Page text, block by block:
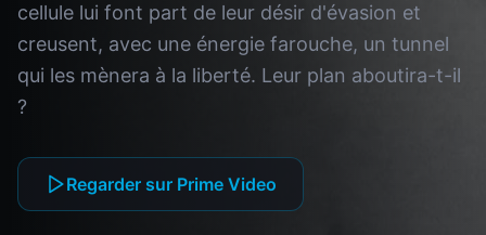
cellule lui font part de leur désir d'évasion et
creusent, avec une énergie farouche, un tunnel
qui les mènera à la liberté. Leur plan aboutira-t-il
?
Regarder sur Prime Video